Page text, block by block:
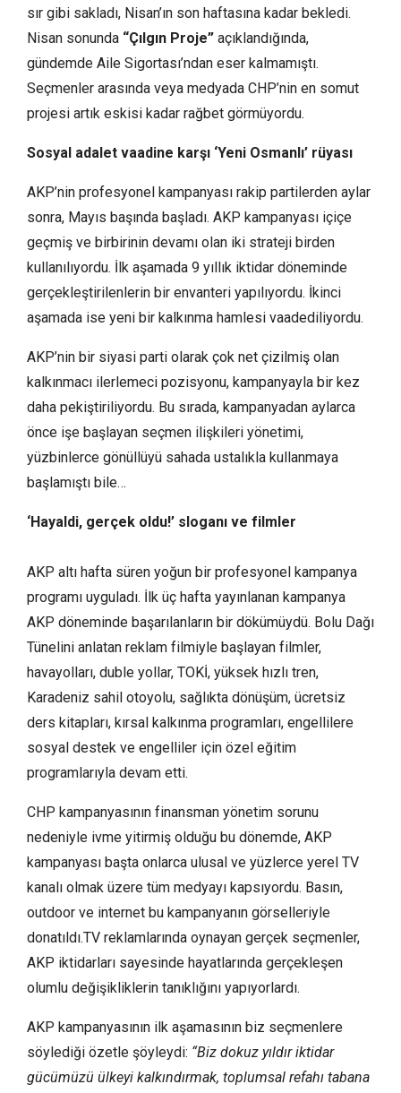
sır gibi sakladı, Nisan’ın son haftasına kadar bekledi.
Nisan sonunda “Çılgın Proje” açıklandığında,
gündemde Aile Sigortası’ndan eser kalmamıştı.
Seçmenler arasında veya medyada CHP’nin en somut
projesi artık eskisi kadar rağbet görmüyordu.
Sosyal adalet vaadine karşı ‘Yeni Osmanlı’ rüyası
AKP’nin profesyonel kampanyası rakip partilerden aylar
sonra, Mayıs başında başladı. AKP kampanyası içiçe
geçmiş ve birbirinin devamı olan iki strateji birden
kullanılıyordu. İlk aşamada 9 yıllık iktidar döneminde
gerçekleştirilenlerin bir envanteri yapılıyordu. İkinci
aşamada ise yeni bir kalkınma hamlesi vaadediliyordu.
AKP’nin bir siyasi parti olarak çok net çizilmiş olan
kalkınmacı ilerlemeci pozisyonu, kampanyayla bir kez
daha pekiştiriliyordu. Bu sırada, kampanyadan aylarca
önce işe başlayan seçmen ilişkileri yönetimi,
yüzbinlerce gönüllüyü sahada ustalıkla kullanmaya
başlamıştı bile…
‘Hayaldi, gerçek oldu!’ sloganı ve filmler
AKP altı hafta süren yoğun bir profesyonel kampanya
programı uyguladı. İlk üç hafta yayınlanan kampanya
AKP döneminde başarılanların bir dökümüydü. Bolu Dağı
Tünelini anlatan reklam filmiyle başlayan filmler,
havayolları, duble yollar, TOKİ, yüksek hızlı tren,
Karadeniz sahil otoyolu, sağlıkta dönüşüm, ücretsiz
ders kitapları, kırsal kalkınma programları, engellilere
sosyal destek ve engelliler için özel eğitim
programlarıyla devam etti.
CHP kampanyasının finansman yönetim sorunu
nedeniyle ivme yitirmiş olduğu bu dönemde, AKP
kampanyası başta onlarca ulusal ve yüzlerce yerel TV
kanalı olmak üzere tüm medyayı kapsıyordu. Basın,
outdoor ve internet bu kampanyanın görselleriyle
donatıldı.TV reklamlarında oynayan gerçek seçmenler,
AKP iktidarları sayesinde hayatlarında gerçekleşen
olumlu değişikliklerin tanıklığını yapıyorlardı.
AKP kampanyasının ilk aşamasının biz seçmenlere
söylediği özetle şöyleydi: “Biz dokuz yıldır iktidar
gücümüzü ülkeyi kalkındırmak, toplumsal refahı tabana